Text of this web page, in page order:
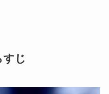
すじ